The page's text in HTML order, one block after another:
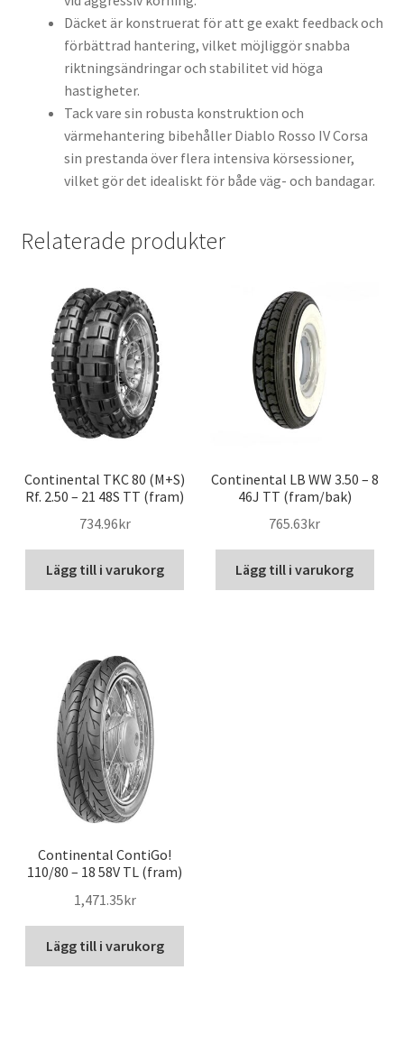
Däcket är konstruerat för att ge exakt feedback och
förbättrad hantering, vilket möjliggör snabba
riktningsändringar och stabilitet vid höga
hastigheter.
Tack vare sin robusta konstruktion och
värmehantering bibehåller Diablo Rosso IV Corsa
sin prestanda över flera intensiva körsessioner,
vilket gör det idealiskt för både väg- och bandagar.
Relaterade produkter
Continental TKC 80 (M+S)
Rf. 2.50 – 21 48S TT (fram)
734.96kr
Lägg till i varukorg
Continental LB WW 3.50 – 8
46J TT (fram/bak)
765.63kr
Lägg till i varukorg
Continental ContiGo!
110/80 – 18 58V TL (fram)
1,471.35kr
Lägg till i varukorg